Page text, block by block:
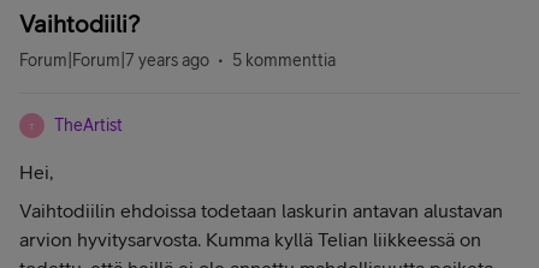
Vaihtodiili?
Forum|Forum|7 years ago 5 kommenttia
T TheArtist
Hei,
Vaihtodiilin ehdoissa todetaan laskurin antavan alustavan
arvion hyvitysarvosta. Kumma kyllä Telian liikkeessä on